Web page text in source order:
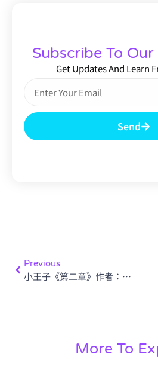
Subscribe To
Get Updates And Learn
Send
Previous
小王子《第二章》作者：聖修伯里
More To